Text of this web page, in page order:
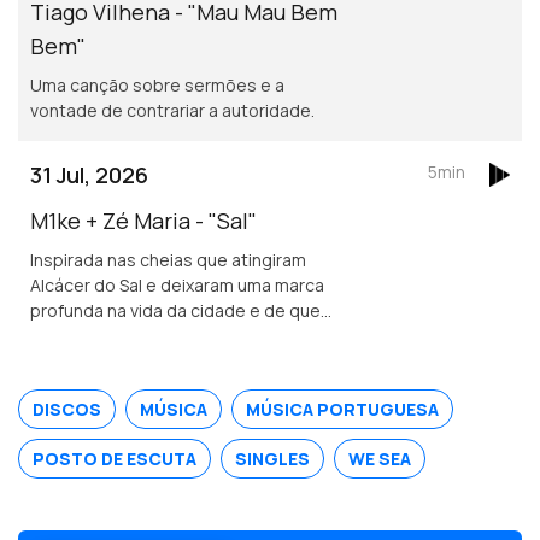
Tiago Vilhena - "Mau Mau Bem
Bem"
Uma canção sobre sermões e a
vontade de contrariar a autoridade.
31 Jul, 2026
M1ke + Zé Maria - "Sal"
Inspirada nas cheias que atingiram
Alcácer do Sal e deixaram uma marca
profunda na vida da cidade e de quem
5min
DISCOS MÚSICA MÚSICA PORTUGUESA
POSTO DE ESCUTA SINGLES WE SEA